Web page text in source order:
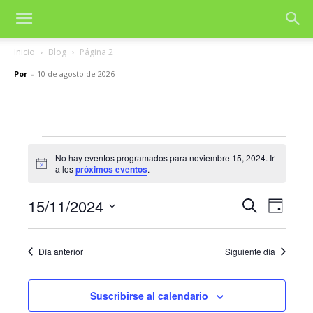
Inicio Blog Página 2
Por - 10 de agosto de 2026
Eventos
noviembre
15,
2024
Aviso
No hay eventos programados para noviembre 15, 2024. Ir
a lospróximos eventos.
de
y
Buscar
de
Día
15/11/2024
fecha.
Día anterior Siguiente día
Suscribirse al calendario